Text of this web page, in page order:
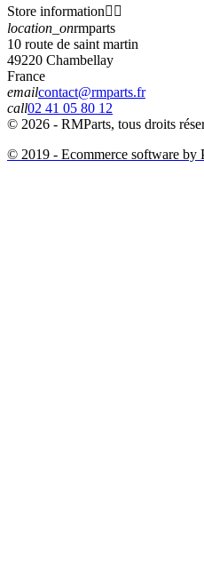
Store information 
location_onrmparts
10 route de saint martin
49220 Chambellay
France
emailcontact@rmparts.fr
call02 41 05 80 12
© 2026 - RMParts, tous droits
© 2019 - Ecommerce software by